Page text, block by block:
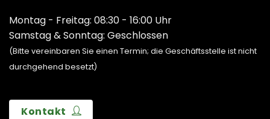
Montag - Freitag: 08:30 - 16:00 Uhr
Samstag & Sonntag: Geschlossen
(Bitte vereinbaren Sie einen Termin; die Geschäftsstelle ist nicht
durchgehend besetzt)
Kontakt